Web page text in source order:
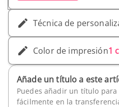
Técnica de
Color de impresión1
Añade un título a este
Puedes añadir un título
fácilmente en la